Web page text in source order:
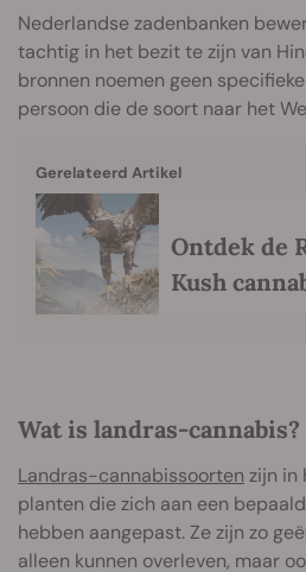
Nederlandse zadenbanken
tachtig in het bezit te zijn van
bronnen noemen geen
persoon die de soort naar het
Gerelateerd Artikel
Ontdek de
Kush
Wat is landras-cannabis?
Landras-cannabissoorten zijn in
planten die zich aan een
hebben aangepast. Ze zijn zo
alleen kunnen overleven, maar